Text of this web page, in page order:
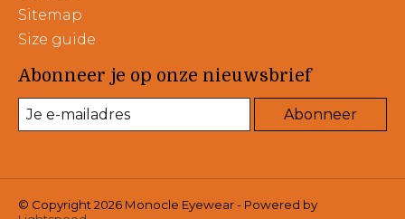
Sitemap
Size guide
Abonneer je op onze nieuwsbrief
Abonneer
© Copyright 2026 Monocle Eyewear - Powered by